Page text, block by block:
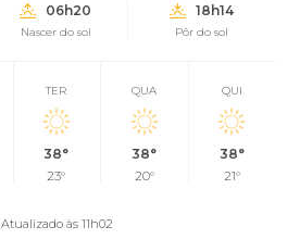
06h20
Nascer do sol
18h14
Pôr do sol
TER
38°
23°
QUA
38°
20°
QUI
38°
21°
Atualizado às 11h02